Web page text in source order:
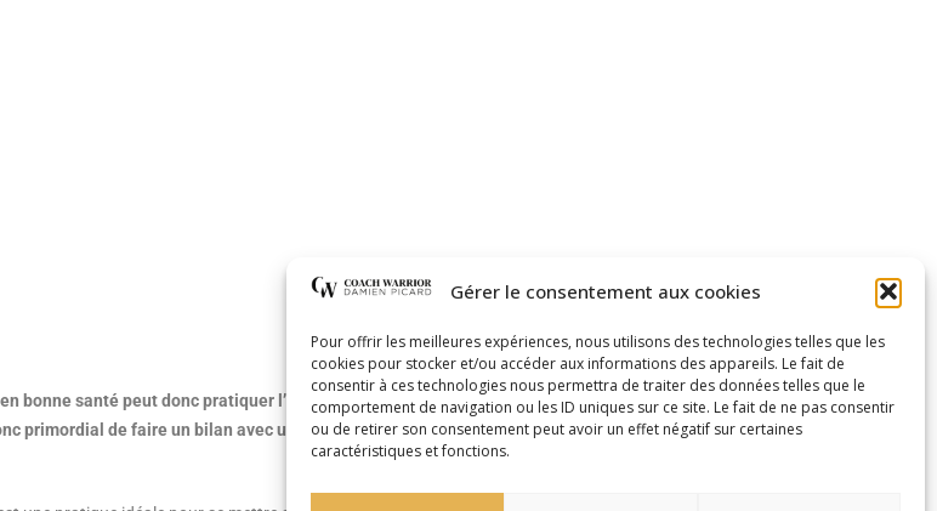
Gérer le consentement aux cookies
Pour offrir les meilleures expériences, nous utilisons des technologies telles que les
cookies pour stocker et/ou accéder aux informations des appareils. Le fait de
consentir à ces technologies nous permettra de traiter des données telles que le
comportement de navigation ou les ID uniques sur ce site. Le fait de ne pas consentir
ou de retirer son consentement peut avoir un effet négatif sur certaines
caractéristiques et fonctions.
bonne santé peut donc pratiquer l’EMS. ( À l’exception des femmes enceintes, des personnes
primordial de faire un bilan avec un coach sportif en amont pour déterminer le type